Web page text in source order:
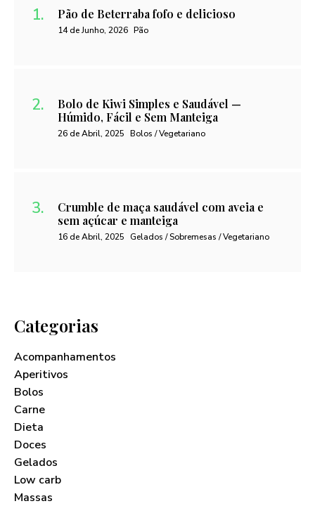
Pão de Beterraba fofo e delicioso
14 de Junho, 2026 Pão
Bolo de Kiwi Simples e Saudável —
Húmido, Fácil e Sem Manteiga
26 de Abril, 2025 Bolos / Vegetariano
Crumble de maça saudável com aveia e
sem açúcar e manteiga
16 de Abril, 2025 Gelados / Sobremesas / Vegetariano
Categorias
Acompanhamentos
Aperitivos
Bolos
Carne
Dieta
Doces
Gelados
Low carb
Massas